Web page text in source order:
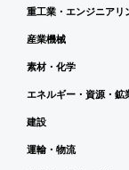
重工業・エンジニアリ
産業機械
素材・化学
エネルギー・資源・鉱
建設
運輸・物流